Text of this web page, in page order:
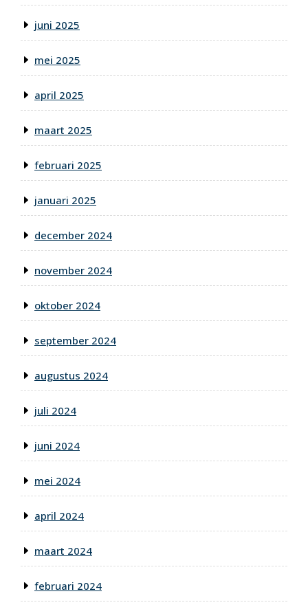
juni 2025
mei 2025
april 2025
maart 2025
februari 2025
januari 2025
december 2024
november 2024
oktober 2024
september 2024
augustus 2024
juli 2024
juni 2024
mei 2024
april 2024
maart 2024
februari 2024